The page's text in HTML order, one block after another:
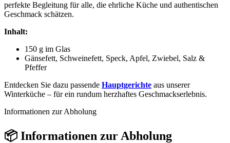
perfekte Begleitung für alle, die ehrliche Küche und authentischen
Geschmack schätzen.
Inhalt:
150 g im Glas
Gänsefett, Schweinefett, Speck, Apfel, Zwiebel, Salz &
Pfeffer
Entdecken Sie dazu passende Hauptgerichte aus unserer
Winterküche – für ein rundum herzhaftes Geschmackserlebnis.
Informationen zur Abholung
📦 Informationen zur Abholung